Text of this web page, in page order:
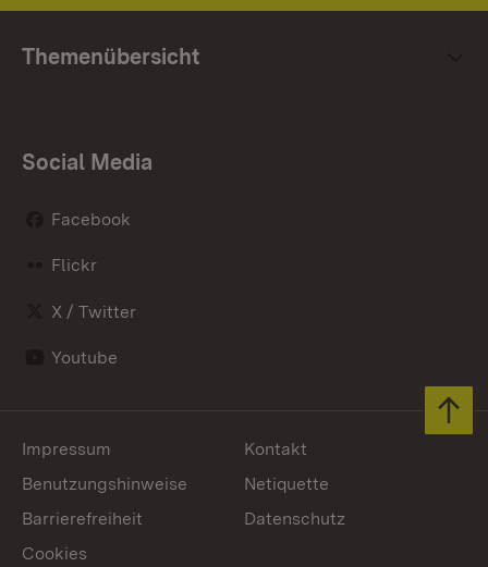
Themenübersicht
Social Media
Facebook
Flickr
X / Twitter
Youtube
Impressum
Kontakt
Benutzungshinweise
Netiquette
Barrierefreiheit
Datenschutz
Cookies